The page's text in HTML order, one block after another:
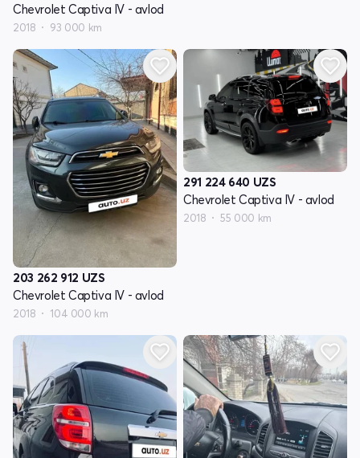
Chevrolet Captiva IV - avlod
2018 93 000 km
203 262 912 UZS
Chevrolet Captiva IV - avlod
2018 104 000 km
291 224 640 UZS
Chevrolet Captiva IV - avlod
2018 55 000 km